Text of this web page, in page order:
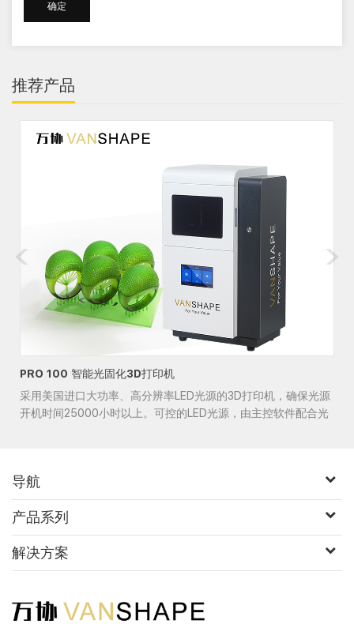
推荐产品
PRO 100 智能光固化3D打印机
采用美国进口大功率、高分辨率LED光源的3D打印机，确保光源
开机时间25000小时以上。可控的LED光源，由主控软件配合光
导航
产品系列
解决方案